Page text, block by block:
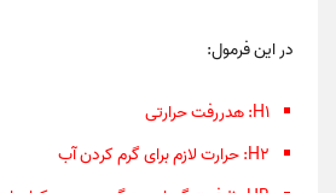
در این فرمول:
H1: هدررفت حرارتی
H2: حرارت لازم برای گرم کردن آب